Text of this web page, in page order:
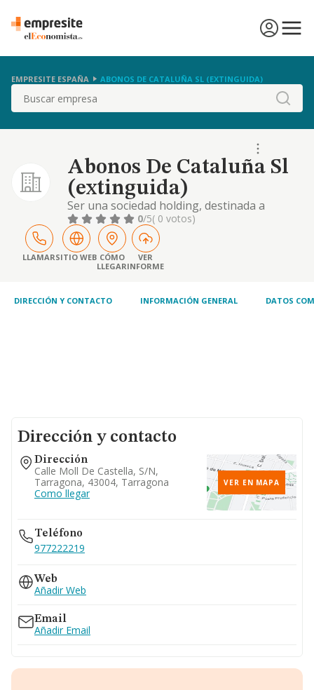
EMPRESITE ESPAÑA ABONOS DE CATALUÑA SL (EXTINGUIDA)
Buscar
Abonos De Cataluña Sl
(extinguida)
Ser una sociedad holding, destinada a
invertir sus recursos propios en sociedades
que desarrollen actividades, la consignacion
de buques, la carga, descarga, estiba y
desestiba de buques, trenes, camiones y
contenedores
0/5( 0 votos)
LLAMARSITIO WEB CÓMO
LLEGAR
VER
INFORME
DIRECCIÓN Y CONTACTO INFORMACIÓN GENERAL DATOS
Dirección y contacto
Dirección
Calle Moll De Castella, S/n,
Tarragona, 43004, Tarragona
Como llegar
VER EN MAPA
Teléfono
977222219
Web
Añadir Web
Email
Añadir Email